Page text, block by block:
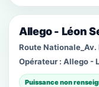
Allego - Léon
Route
Opérateur : Allego -
Puissance non